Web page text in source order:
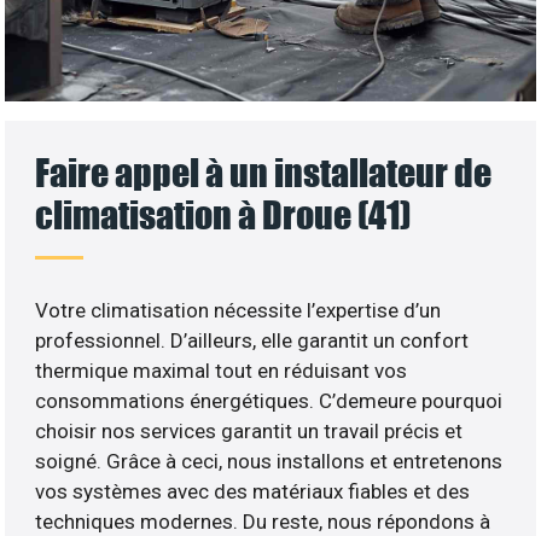
Faire appel à un installateur de
climatisation à Droue (41)
Votre climatisation nécessite l’expertise d’un
professionnel. D’ailleurs, elle garantit un confort
thermique maximal tout en réduisant vos
consommations énergétiques. C’demeure pourquoi
choisir nos services garantit un travail précis et
soigné. Grâce à ceci, nous installons et entretenons
vos systèmes avec des matériaux fiables et des
techniques modernes. Du reste, nous répondons à